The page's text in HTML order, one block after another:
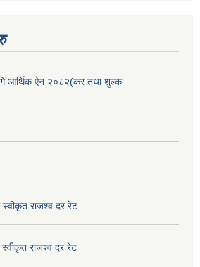
आर्थिक ऐन २०८२(कर तथा शुल्क
राजश्व दर रेट
राजश्व दर रेट